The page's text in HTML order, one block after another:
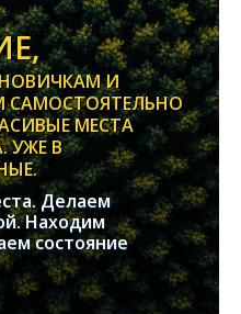
И
МЕСТА
УЖЕ В
Делаем
Находим
состояние